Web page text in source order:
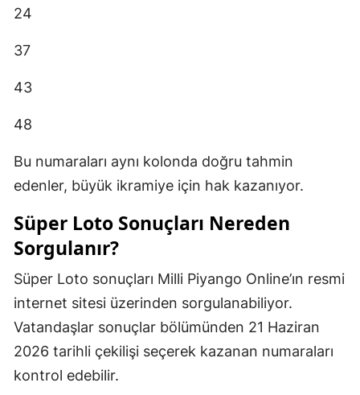
24
37
43
48
Bu numaraları aynı kolonda doğru tahmin
edenler, büyük ikramiye için hak kazanıyor.
Süper Loto Sonuçları Nereden
Sorgulanır?
Süper Loto sonuçları Milli Piyango Online’ın resmi
internet sitesi üzerinden sorgulanabiliyor.
Vatandaşlar sonuçlar bölümünden 21 Haziran
2026 tarihli çekilişi seçerek kazanan numaraları
kontrol edebilir.